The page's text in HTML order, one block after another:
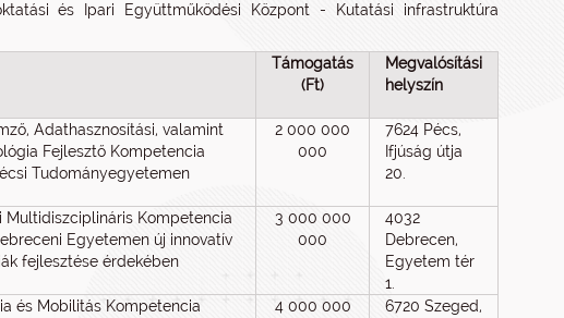
és Ipari Együttműködési Központ - Kutatási infrastruktúra
Támogatás
(Ft)
Megvalósítási
helyszín
Adathasznosítási, valamint
Fejlesztő Kompetencia
Tudományegyetemen
2 000 000
000
7624 Pécs,
Ifjúság útja
20.
Multidiszciplináris Kompetencia
Egyetemen új innovatív
fejlesztése érdekében
3 000 000
000
4032
Debrecen,
Egyetem tér
1.
és Mobilitás Kompetencia
4 000 000
6720 Szeged,